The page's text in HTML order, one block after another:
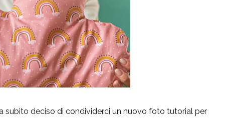
subito deciso di condividerci un nuovo foto tutorial per